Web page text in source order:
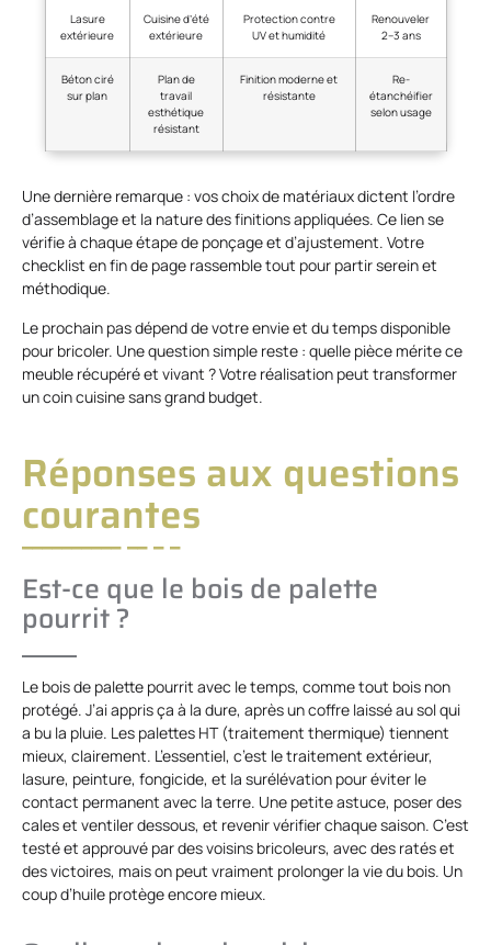
Lasure
extérieure
Cuisine d’été
extérieure
Protection contre
UV et humidité
Renouveler
2–3 ans
Béton ciré
sur plan
Plan de
travail
esthétique
résistant
Finition moderne et
résistante
Re-
étanchéifier
selon usage
Une dernière remarque : vos choix de matériaux dictent l’ordre
d’assemblage et la nature des finitions appliquées. Ce lien se
vérifie à chaque étape de ponçage et d’ajustement. Votre
checklist en fin de page rassemble tout pour partir serein et
méthodique.
Le prochain pas dépend de votre envie et du temps disponible
pour bricoler. Une question simple reste : quelle pièce mérite ce
meuble récupéré et vivant ? Votre réalisation peut transformer
un coin cuisine sans grand budget.
Réponses aux questions
courantes
Est-ce que le bois de palette
pourrit ?
Le bois de palette pourrit avec le temps, comme tout bois non
protégé. J’ai appris ça à la dure, après un coffre laissé au sol qui
a bu la pluie. Les palettes HT (traitement thermique) tiennent
mieux, clairement. L’essentiel, c’est le traitement extérieur,
lasure, peinture, fongicide, et la surélévation pour éviter le
contact permanent avec la terre. Une petite astuce, poser des
cales et ventiler dessous, et revenir vérifier chaque saison. C’est
testé et approuvé par des voisins bricoleurs, avec des ratés et
des victoires, mais on peut vraiment prolonger la vie du bois. Un
coup d’huile protège encore mieux.